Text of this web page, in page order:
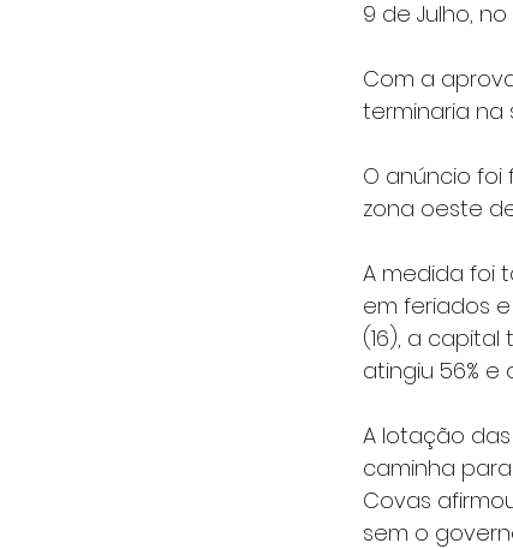
9 de Julho,
Com a
terminaria na
O anúncio
zona oeste
A medida foi
em feriados
(16), a capital
atingiu 56% e
A lotação
caminha
Covas
sem o